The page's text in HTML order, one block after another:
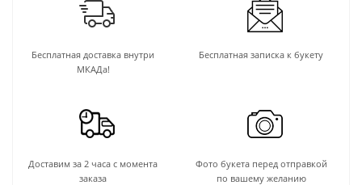
Бесплатная доставка внутри
МКАДа!
Бесплатная записка к букету
Доставим за 2 часа с момента
заказа
Фото букета перед отправкой
по вашему желанию